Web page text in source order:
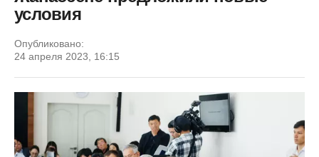
условия
Опубликовано:
24 апреля 2023, 16:15